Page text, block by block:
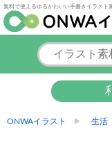
無料で使えるゆるかわいい手書きイラスト
ONWAイラスト 生活